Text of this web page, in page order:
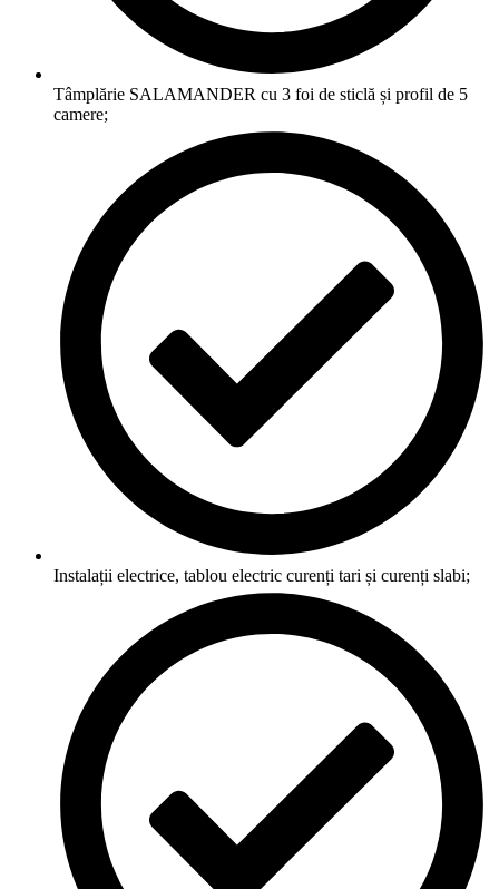
Tâmplărie SALAMANDER cu 3 foi de sticlă și profil de 5
camere;
Instalații electrice, tablou electric curenți tari și curenți slabi;